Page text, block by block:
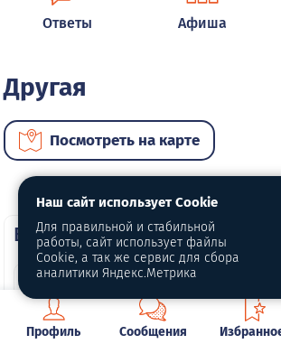
Ответы Афиша
Другая
Посмотреть на карте
ВИП автомобили
Профиль Сообщения
Наш сайт использует Cookie
Для правильной и стабильной
работы, сайт использует файлы
Cookie, а так же сервис для сбора
аналитики Яндекс.Метрика